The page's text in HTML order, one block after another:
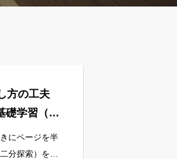
方の工夫
礎学習（そ
にページを半
分探索）を学